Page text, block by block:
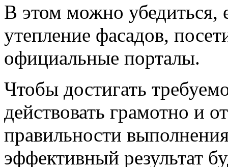
В этом можно убедиться,
утепление фасадов,
официальные порталы.
Чтобы достигать
действовать грамотно и
правильности
эффективный результат